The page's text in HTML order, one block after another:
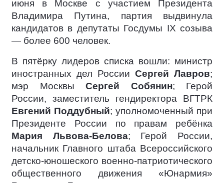
июня в Москве с участием Президента
Владимира Путина, партия выдвинула
кандидатов в депутаты Госдумы IX созыва
— более 600 человек.
В пятёрку лидеров списка вошли: министр
иностранных дел России Сергей Лавров;
мэр Москвы Сергей Собянин; Герой
России, заместитель гендиректора ВГТРК
Евгений Поддубный; уполномоченный при
Президенте России по правам ребёнка
Мария Львова-Белова; Герой России,
начальник Главного штаба Всероссийского
детско-юношеского военно-патриотического
общественного движения «Юнармия»